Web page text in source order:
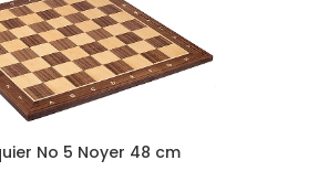
No 5 Noyer 48 cm